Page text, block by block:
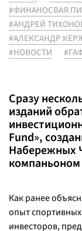
#ФИНАНОСВАЯ
#АНДРЕЙ
#АЛЕКСАНДР
#НОВОСТИ
Сразу
изданий
Fund»,
Набережных
компаньоном
Как ранее
опыт
инвесторов,